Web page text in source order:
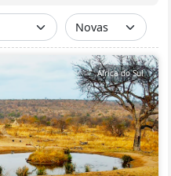
África do Sul